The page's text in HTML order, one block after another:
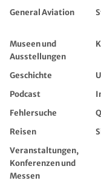
General Aviation
Museen und
Ausstellungen
Geschichte
Podcast
Fehlersuche
Reisen
Veranstaltungen,
Konferenzen und
Messen